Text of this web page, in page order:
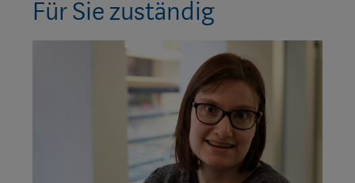
Für Sie zuständig